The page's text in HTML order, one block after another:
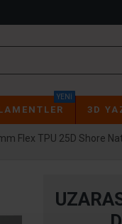
YENI
3D
Flex TPU 25D Shore